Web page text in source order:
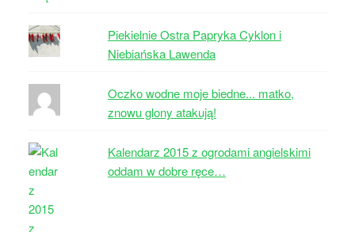
Piekielnie Ostra Papryka Cyklon i
Niebiańska Lawenda
Oczko wodne moje biedne... matko,
znowu glony atakują!
Kalendarz 2015 z ogrodami angielskimi
oddam w dobre ręce…